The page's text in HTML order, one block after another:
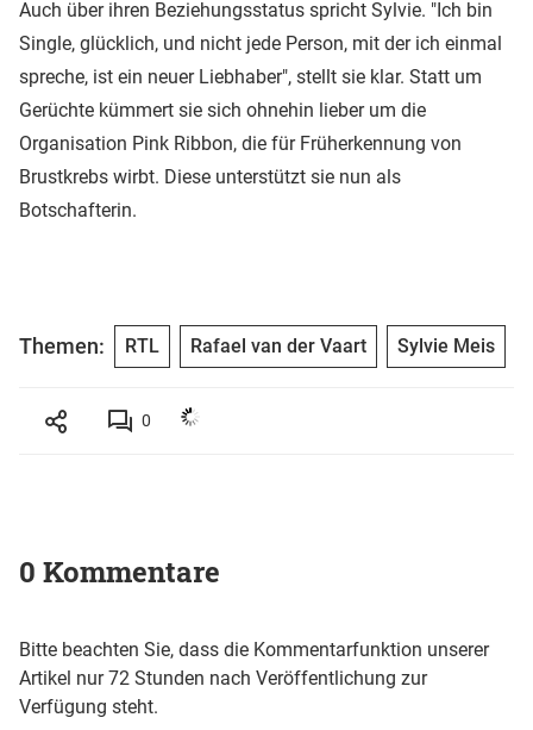
Auch über ihren Beziehungsstatus spricht Sylvie. "Ich bin
Single, glücklich, und nicht jede Person, mit der ich einmal
spreche, ist ein neuer Liebhaber", stellt sie klar. Statt um
Gerüchte kümmert sie sich ohnehin lieber um die
Organisation Pink Ribbon, die für Früherkennung von
Brustkrebs wirbt. Diese unterstützt sie nun als
Botschafterin.
Themen: RTL Rafael van der Vaart Sylvie Meis
0
0 Kommentare
Bitte beachten Sie, dass die Kommentarfunktion unserer
Artikel nur 72 Stunden nach Veröffentlichung zur
Verfügung steht.